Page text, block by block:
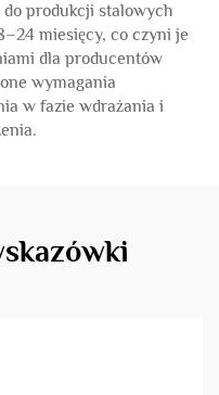
produkcji stalowych
miesięcy, co czyni je
dla producentów
wymagania
w fazie wdrażania i